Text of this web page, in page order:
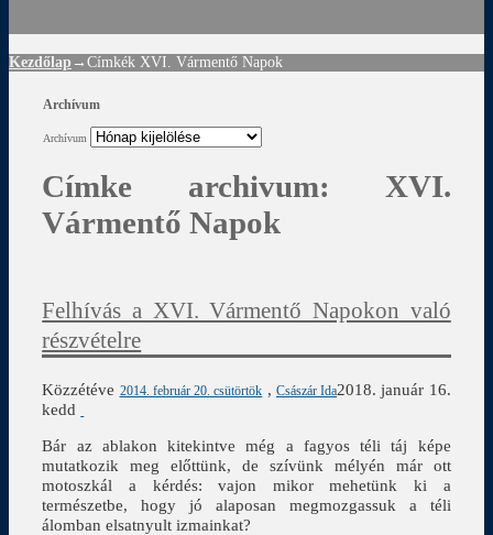
Kezdőlap →Címkék XVI. Vármentő Napok
Archívum
Archívum
Címke archivum: XVI.
Vármentő Napok
Felhívás a XVI. Vármentő Napokon való
részvételre
Közzétéve 2014. február 20. csütörtök , Császár Ida2018. január 16.
kedd
Bár az ablakon kitekintve még a fagyos téli táj képe
mutatkozik meg előttünk, de szívünk mélyén már ott
motoszkál a kérdés: vajon mikor mehetünk ki a
természetbe, hogy jó alaposan megmozgassuk a téli
álomban elsatnyult izmainkat?